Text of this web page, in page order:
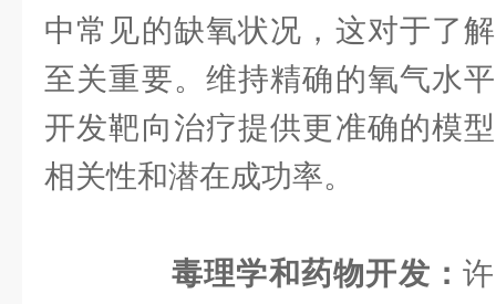
中常见的缺氧状况，这对于了
至关重要。维持精确的氧气水
开发靶向治疗提供更准确的模
相关性和潜在成功率。
毒理学和药物开发：